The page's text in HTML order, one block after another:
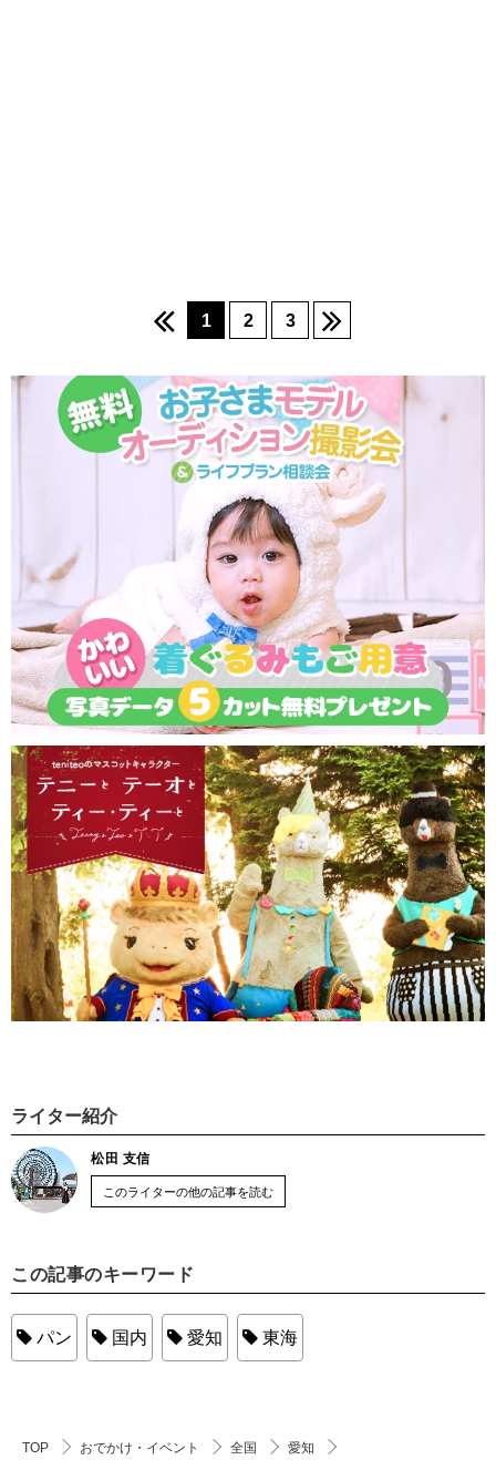
1 2 3
ライター紹介
松田 支信
このライターの他の記事を読む
この記事のキーワード
パン 国内 愛知 東海
TOP おでかけ・イベント 全国 愛知